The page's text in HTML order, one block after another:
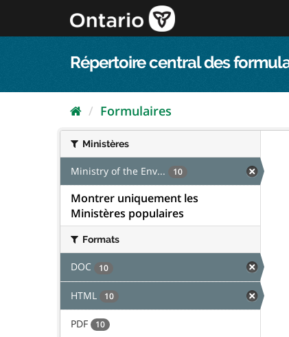
au
Répertoire central des
Formulaires
Ministères
Ministry of the Env... 10
Montrer uniquement les
Ministères populaires
Formats
DOC 10
HTML 10
PDF 10